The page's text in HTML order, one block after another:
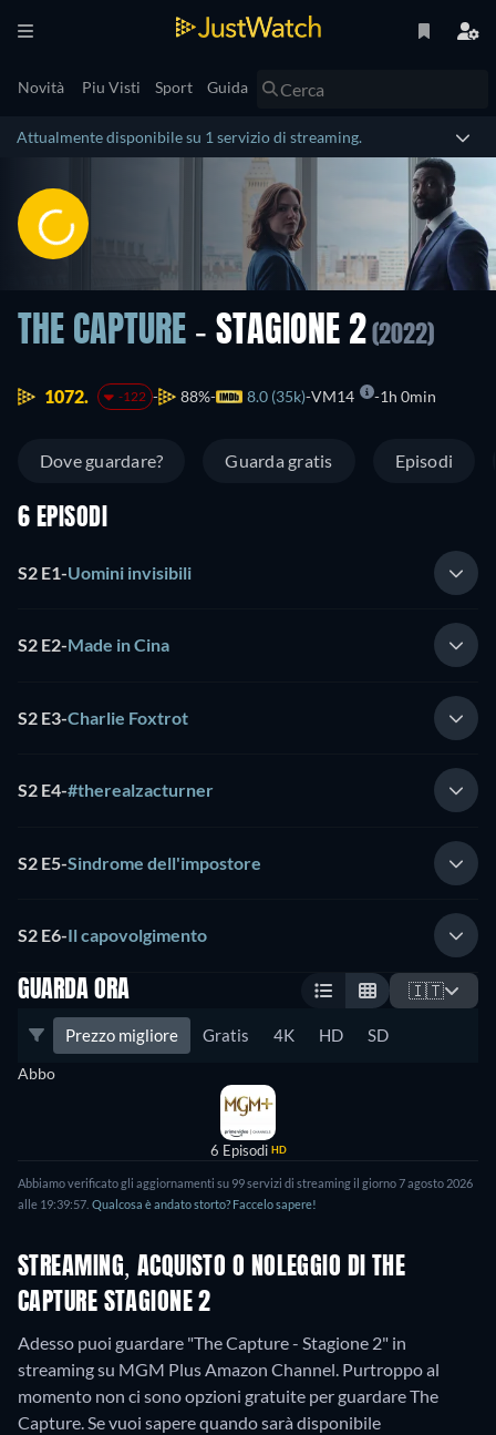
Novità Piu Visti Sport Guida
Attualmente disponibile su 1 servizio di streaming.
THE CAPTURE - STAGIONE 2 (2022)
1072. -122 88% 8.0 (35k) VM14 1h 0min
Dove guardare? Guarda gratis Episodi
6 EPISODI
S2 E1-Uomini invisibili
S2 E2-Made in Cina
S2 E3-Charlie Foxtrot
S2 E4-#therealzacturner
S2 E5-Sindrome dell'impostore
S2 E6-Il capovolgimento
GUARDA ORA 🇮🇹
Prezzo migliore Gratis 4K HD SD
Abbo
6 Episodi HD
Abbiamo verificato gli aggiornamenti su 99servizi di streaming il giorno7 agosto 2026
alle 19:39:57 Qualcosa è andato storto? Faccelo sapere!
STREAMING, ACQUISTO O NOLEGGIO DI THE
CAPTURE STAGIONE 2
Adesso puoi guardare "The Capture - Stagione 2" in
streaming su MGM Plus Amazon Channel. Purtroppo al
momento non ci sono opzioni gratuite per guardare The
Capture. Se vuoi sapere quando sarà disponibile